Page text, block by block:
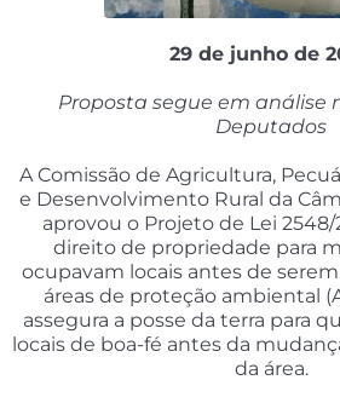
29 de junho de
Proposta segue em análise
Deputados
A Comissão de Agricultura,
e Desenvolvimento Rural da
aprovou o Projeto de Lei
direito de propriedade para
ocupavam locais antes de
áreas de proteção ambiental
assegura a posse da terra para
locais de boa-fé antes da
da área.